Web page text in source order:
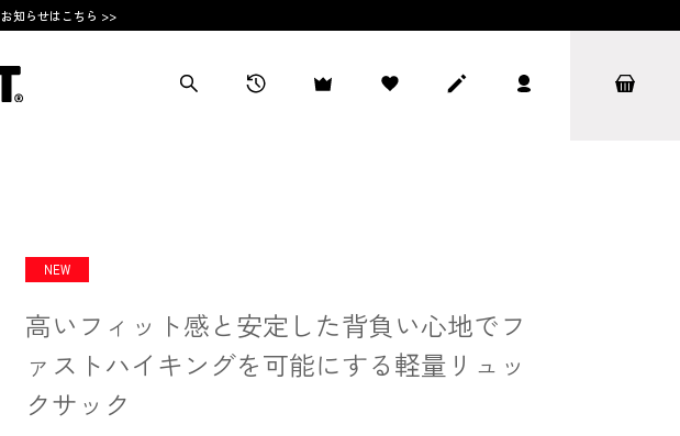
お知らせはこちら >>
高いフィット感と安定した背負い心地でフ
ァストハイキングを可能にする軽量リュッ
クサック
NEW